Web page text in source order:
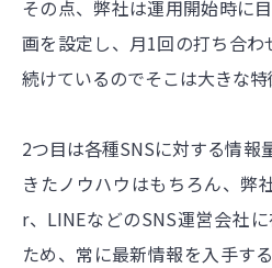
その点、弊社は運用開始時に
画を設定し、月1回の打ち合わ
続けているのでそこは大きな特
2つ目は各種SNSに対する情報
きたノウハウはもちろん、
r、LINEなどのSNS運営会社
ため、常に最新情報を入手す